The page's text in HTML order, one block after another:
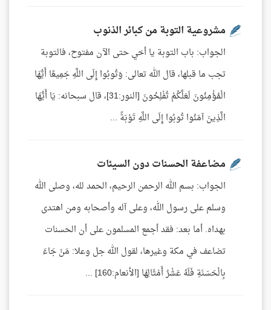
مشروعية التوبة من كبائر الذنوب
الجواب: باب التوبة يا أخي حتى الآن مفتوح، فالتوبة
تجب ما قبلها، قال الله تعالى: وَتُوبُوا إِلَى اللَّهِ جَمِيعًا أَيُّهَا
الْمُؤْمِنُونَ لَعَلَّكُمْ تُفْلِحُونَ [النور:31]، قال سبحانه: يَا أَيُّهَا
الَّذِينَ آمَنُوا تُوبُوا إِلَى اللَّهِ تَوْبَةً ...
مضاعفة الحسنات دون السيئات
الجواب: بسم الله الرحمن الرحيم، الحمد لله، وصلى الله
وسلم على رسول الله، وعلى آله وأصحابه ومن اهتدى
بهداه. أما بعد: فقد أجمع المسلمون على أن الحسنات
تضاعف في مكة وغيرها، لقول الله جل وعلا: مَنْ جَاءَ
بِالْحَسَنَةِ فَلَهُ عَشْرُ أَمْثَالِهَا [الأنعام:160] ...